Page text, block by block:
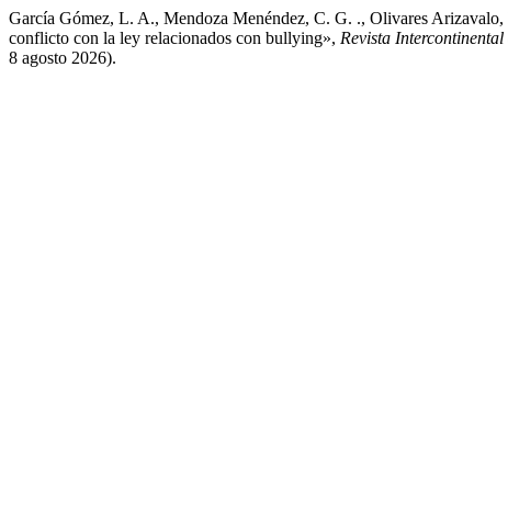
García Gómez, L. A., Mendoza Menéndez, C. G. ., Olivares
conflicto con la ley relacionados con bullying», Revista
8 agosto 2026).